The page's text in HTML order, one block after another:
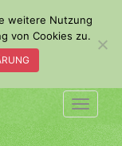
weitere Nutzung
von Cookies zu.